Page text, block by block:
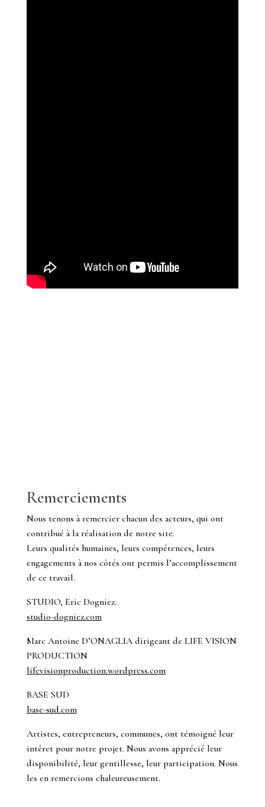
Remerciements
Nous tenons à remercier chacun des acteurs, qui ont
contribué à la réalisation de notre site.
Leurs qualités humaines, leurs compétences, leurs
engagements à nos côtés ont permis l’accomplissement
de ce travail.
STUDIO, Eric Dogniez.
studio-dogniez.com
Marc Antoine D’ONAGLIA dirigeant de LIFE VISION
PRODUCTION
lifevisionproduction.wordpress.com
BASE SUD
base-sud.com
Artistes, entrepreneurs, communes, ont témoigné leur
intêret pour notre projet. Nous avons apprécié leur
disponibilité, leur gentillesse, leur participation. Nous
les en remercions chaleureusement.